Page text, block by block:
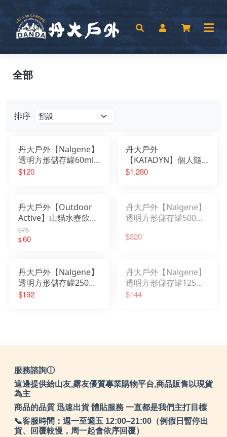
排序
丹大戶外【Nalgene】
透明方形儲存罐60ml
｜液體儲存罐｜透明罐
$120
丹大戶外
【KATADYN】個人隨
身濾水器濾芯
水器
$1,280
丹大戶外【Outdoor
Active】山貓水壺飲水
蓋 WF 水壺蓋│蓋子│喝
水套片│寬口水壺│喝水
$75
$60
丹大戶外【Nalgene】
透明方形儲存罐500ml
用途罐/廚房/露營
$320
丹大戶外【Nalgene】
透明方形儲存罐250ml
液體儲存罐/透明罐/多
$192
丹大戶外【Nalgene】
透明方形儲存罐125ml
液體儲存罐/透明罐/多
$144
全部
服務諮詢ⓘ
這邊提供給山友,露友優質專業購物平台,商品販售以現貨
為主
商品的品質 迅速出貨 體貼服務 一直都是我們主打目標
📞客服時間：週一至週五 12:00–21:00（例假日暫停出
貨、回覆較慢，周一起會依序回覆）